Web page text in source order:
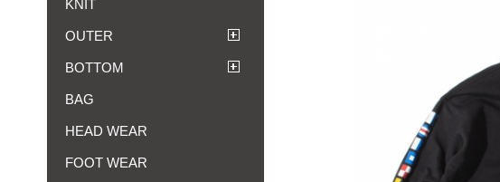
KNIT
OUTER
BOTTOM
BAG
HEAD WEAR
FOOT WEAR